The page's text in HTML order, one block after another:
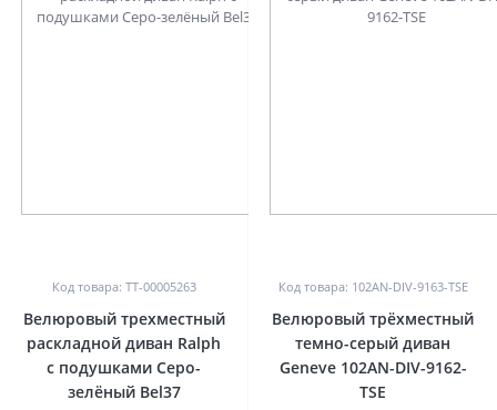
Код товара: TT-00005263
Велюровый трехместный
раскладной диван Ralph
с подушками Серо-
зелёный Bel37
Код товара: 102AN-DIV-9163-TSE
Велюровый трёхместный
темно-серый диван
Geneve 102AN-DIV-9162-
TSE